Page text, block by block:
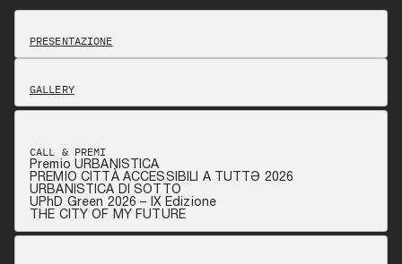
PRESENTAZIONE
GALLERY
CALL & PREMI
Premio URBANISTICA
PREMIO CITTÀ ACCESSIBILI A TUTTƏ 2026
URBANISTICA DI SOTTO
UPhD Green 2026 – IX Edizione
THE CITY OF MY FUTURE